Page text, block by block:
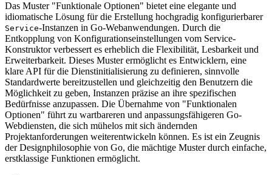
Das Muster "Funktionale Optionen" bietet eine elegante und
idiomatische Lösung für die Erstellung hochgradig konfigurierbarer
Service-Instanzen in Go-Webanwendungen. Durch die
Entkopplung von Konfigurationseinstellungen vom Service-
Konstruktor verbessert es erheblich die Flexibilität, Lesbarkeit und
Erweiterbarkeit. Dieses Muster ermöglicht es Entwicklern, eine
klare API für die Dienstinitialisierung zu definieren, sinnvolle
Standardwerte bereitzustellen und gleichzeitig den Benutzern die
Möglichkeit zu geben, Instanzen präzise an ihre spezifischen
Bedürfnisse anzupassen. Die Übernahme von "Funktionalen
Optionen" führt zu wartbareren und anpassungsfähigeren Go-
Webdiensten, die sich mühelos mit sich ändernden
Projektanforderungen weiterentwickeln können. Es ist ein Zeugnis
der Designphilosophie von Go, die mächtige Muster durch einfache,
erstklassige Funktionen ermöglicht.